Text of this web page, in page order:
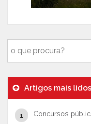
Artigos mais lidos
Concursos